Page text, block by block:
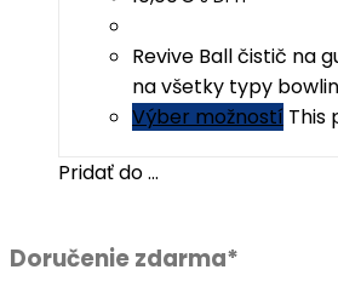
Revive Ball čistič na
na všetky typy
Výber možností This
Pridať do ...
Doručenie zdarma*